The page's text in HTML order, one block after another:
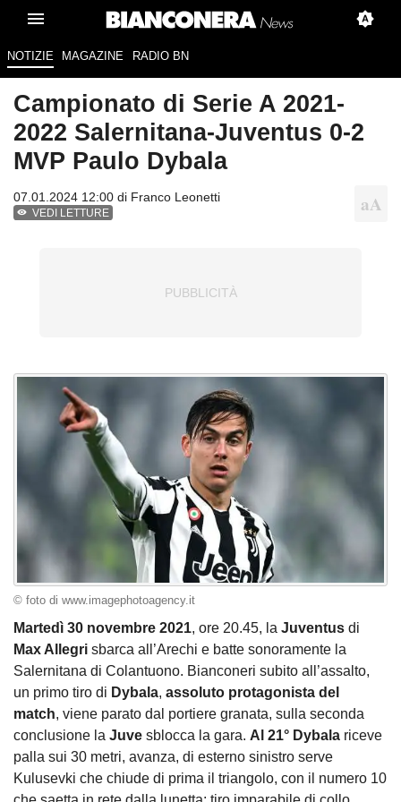
NOTIZIE MAGAZINE RADIO BN
Campionato di Serie A 2021-
2022 Salernitana-Juventus 0-2
MVP Paulo Dybala
07.01.2024 12:00 di Franco Leonetti
VEDI LETTURE
© foto di www.imagephotoagency.it
Martedì 30 novembre 2021, ore 20.45, la Juventus di
Max Allegri sbarca all’Arechi e batte sonoramente la
Salernitana di Colantuono. Bianconeri subito all’assalto,
un primo tiro di Dybala, assoluto protagonista del
match, viene parato dal portiere granata, sulla seconda
conclusione la Juve sblocca la gara. Al 21° Dybala riceve
palla sui 30 metri, avanza, di esterno sinistro serve
Kulusevki che chiude di prima il triangolo, con il numero 10